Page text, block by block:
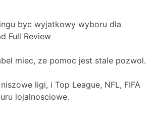
byc wyjatkowy wyboru dla
Full Review
miec, ze pomoc jest stale pozwol.
ligi, i Top League, NFL, FIFA
lojalnosciowe.